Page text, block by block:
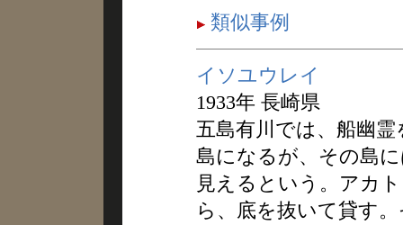
類似事例
イソユウレイ
1933年 長崎県
五島有川では、船幽
島になるが、その島
見えるという。アカ
ら、底を抜いて貸す